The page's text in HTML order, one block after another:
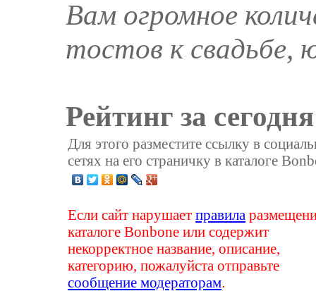
Вам огромное
тостов к свадьбе,
Рейтинг за
Для этого разместите ссылку в
сетях на его страничку в каталоге
Если сайт нарушаетправила
каталоге Bonbone или содержит
некорректное название, описание,
категорию, пожалуйста отправьте
сообщение модераторам